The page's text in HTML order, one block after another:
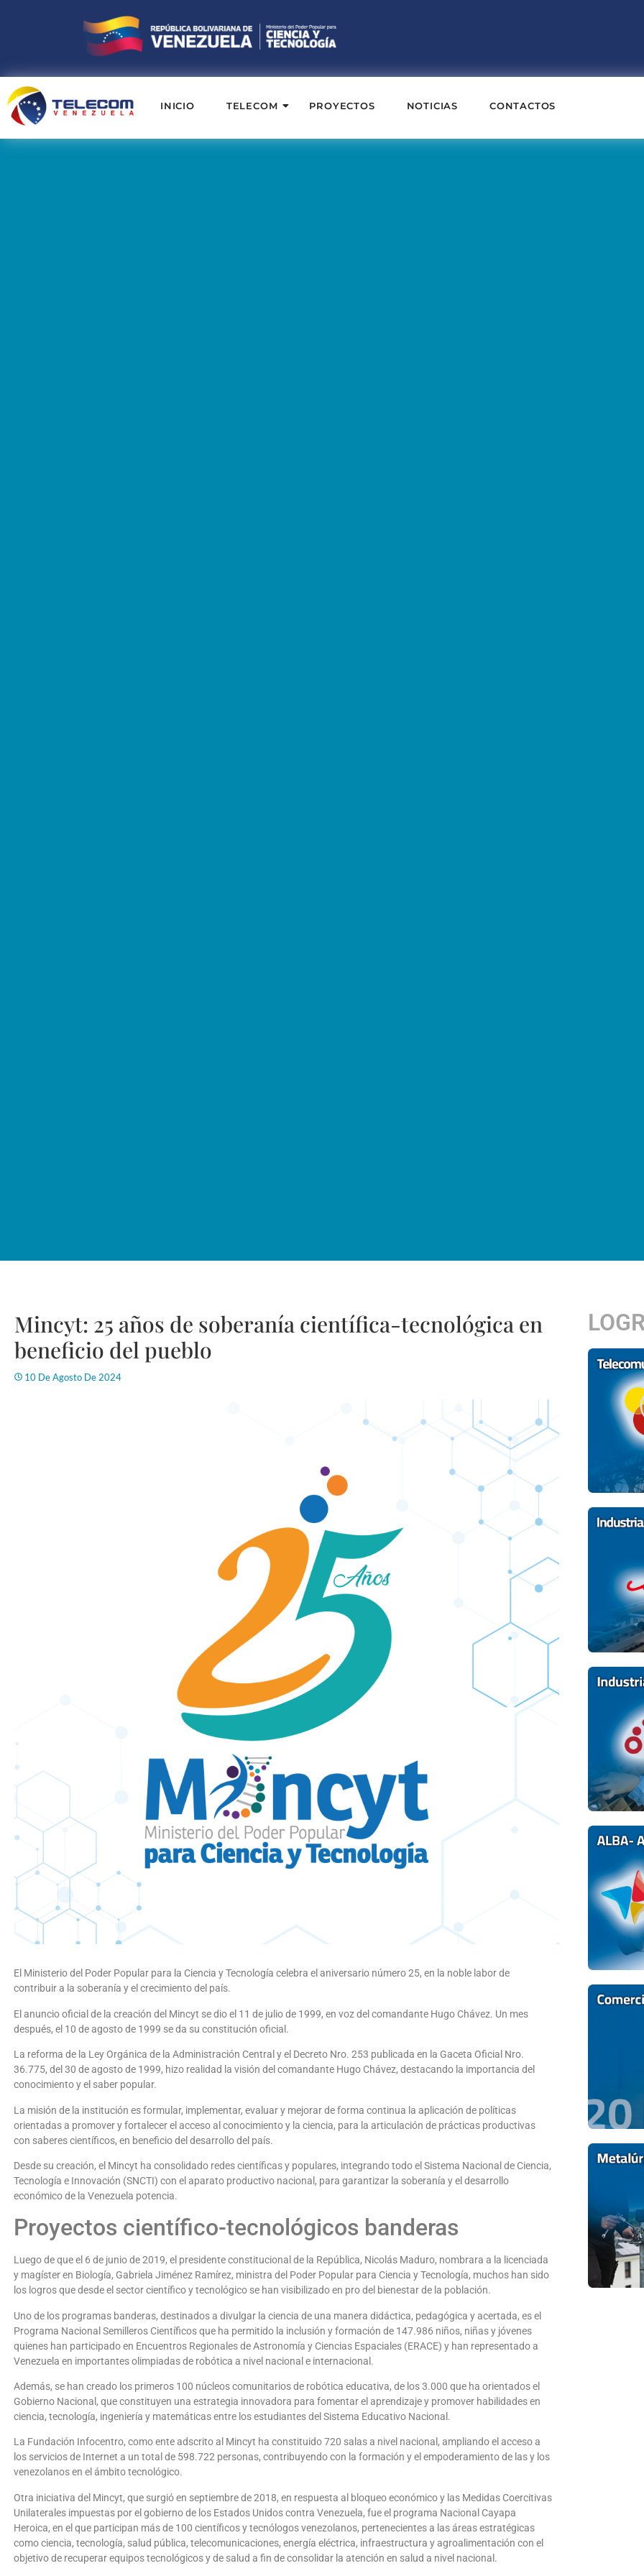
INICIO TELECOM PROYECTOS NOTICIAS CONTACTOS
Mincyt: 25 años de soberanía científica-tecnológica en
beneficio del pueblo
10 De Agosto De 2024
El Ministerio del Poder Popular para la Ciencia y Tecnología celebra el aniversario número 25, en la noble labor de
contribuir a la soberanía y el crecimiento del país.
El anuncio oficial de la creación del Mincyt se dio el 11 de julio de 1999, en voz del comandante Hugo Chávez. Un mes
después, el 10 de agosto de 1999 se da su constitución oficial.
La reforma de la Ley Orgánica de la Administración Central y el Decreto Nro. 253 publicada en la Gaceta Oficial Nro.
36.775, del 30 de agosto de 1999, hizo realidad la visión del comandante Hugo Chávez, destacando la importancia del
conocimiento y el saber popular.
La misión de la institución es formular, implementar, evaluar y mejorar de forma continua la aplicación de políticas
orientadas a promover y fortalecer el acceso al conocimiento y la ciencia, para la articulación de prácticas productivas
con saberes científicos, en beneficio del desarrollo del país.
Desde su creación, el Mincyt ha consolidado redes científicas y populares, integrando todo el Sistema Nacional de Ciencia,
Tecnología e Innovación (SNCTI) con el aparato productivo nacional, para garantizar la soberanía y el desarrollo
económico de la Venezuela potencia.
Proyectos científico-tecnológicos banderas
Luego de que el 6 de junio de 2019, el presidente constitucional de la República, Nicolás Maduro, nombrara a la licenciada
y magíster en Biología, Gabriela Jiménez Ramírez, ministra del Poder Popular para Ciencia y Tecnología, muchos han sido
los logros que desde el sector científico y tecnológico se han visibilizado en pro del bienestar de la población.
Uno de los programas banderas, destinados a divulgar la ciencia de una manera didáctica, pedagógica y acertada, es el
Programa Nacional Semilleros Científicos que ha permitido la inclusión y formación de 147.986 niños, niñas y jóvenes
quienes han participado en Encuentros Regionales de Astronomía y Ciencias Espaciales (ERACE) y han representado a
Venezuela en importantes olimpiadas de robótica a nivel nacional e internacional.
Además, se han creado los primeros 100 núcleos comunitarios de robótica educativa, de los 3.000 que ha orientados el
Gobierno Nacional, que constituyen una estrategia innovadora para fomentar el aprendizaje y promover habilidades en
ciencia, tecnología, ingeniería y matemáticas entre los estudiantes del Sistema Educativo Nacional.
La Fundación Infocentro, como ente adscrito al Mincyt ha constituido 720 salas a nivel nacional, ampliando el acceso a
los servicios de Internet a un total de 598.722 personas, contribuyendo con la formación y el empoderamiento de las y los
venezolanos en el ámbito tecnológico.
Otra iniciativa del Mincyt, que surgió en septiembre de 2018, en respuesta al bloqueo económico y las Medidas Coercitivas
Unilaterales impuestas por el gobierno de los Estados Unidos contra Venezuela, fue el programa Nacional Cayapa
Heroica, en el que participan más de 100 científicos y tecnólogos venezolanos, pertenecientes a las áreas estratégicas
como ciencia, tecnología, salud pública, telecomunicaciones, energía eléctrica, infraestructura y agroalimentación con el
objetivo de recuperar equipos tecnológicos y de salud a fin de consolidar la atención en salud a nivel nacional.